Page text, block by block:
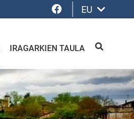
Facebook
EU
IRAGARKIEN TAULA BILATU